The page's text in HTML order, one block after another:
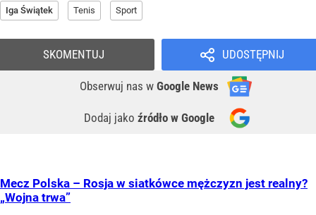
Iga Świątek Tenis Sport
UDOSTĘPNIJ
Obserwuj nas w Google News
Dodaj jako źródło w Google
SKOMENTUJ
Mecz Polska – Rosja w siatkówce mężczyzn jest realny?
„Wojna trwa”